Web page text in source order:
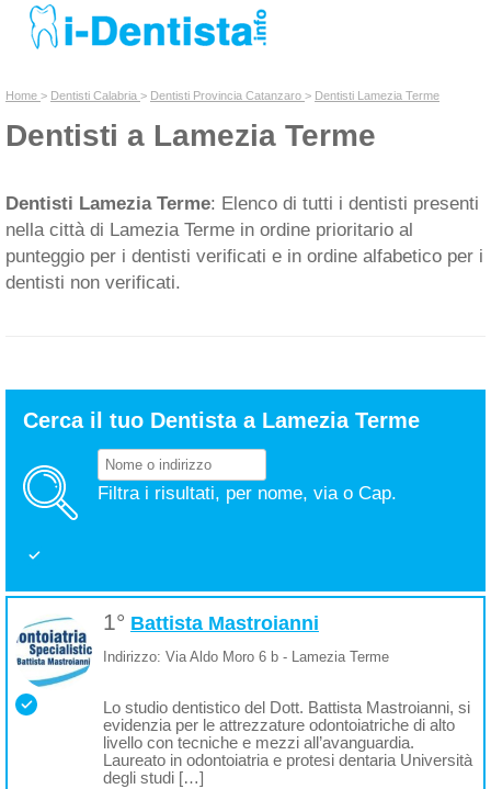
Chi siamo
Home > Dentisti Calabria > Dentisti Provincia Catanzaro > Dentisti Lamezia Terme
Dentisti a Lamezia Terme
Dentisti Lamezia Terme: Elenco di tutti i dentisti presenti
nella città di Lamezia Terme in ordine prioritario al
punteggio per i dentisti verificati e in ordine alfabetico per i
dentisti non verificati.
Cerca il tuo Dentista a Lamezia Terme
Filtra i risultati, per nome, via o Cap.
1° Battista Mastroianni
Indirizzo: Via Aldo Moro 6 b - Lamezia Terme
Lo studio dentistico del Dott. Battista Mastroianni, si
evidenzia per le attrezzature odontoiatriche di alto
livello con tecniche e mezzi all’avanguardia.
Laureato in odontoiatria e protesi dentaria Università
degli studi […]